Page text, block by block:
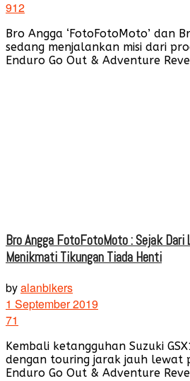
912
Bro Angga ‘FotoFotoMoto’ dan
sedang menjalankan misi dari
Enduro Go Out & Adventure
Bro Angga FotoFotoMoto : Sejak Dari
Menikmati Tikungan Tiada Henti
byalanbikers
1 September 2019
71
Kembali ketangguhan Suzuki
dengan touring jarak jauh lewat
Enduro Go Out & Adventure